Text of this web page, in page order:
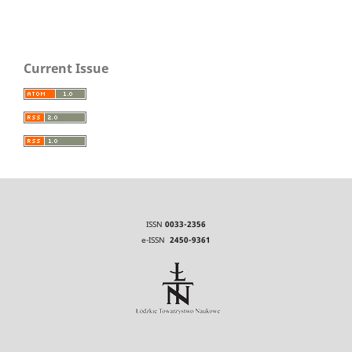
Current Issue
ISSN 0033-2356
e-ISSN 2450-9361